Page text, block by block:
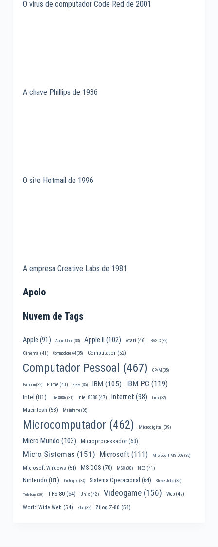
O vírus de computador Code Red de 2001
A chave Phillips de 1936
O site Hotmail de 1996
A empresa Creative Labs de 1981
Apoio
Nuvem de Tags
Apple (91) Apple Clone(33) Apple II (102) Atari (46) BASIC(32)
Cinema (41) Commodore 64(35) Computador(52)
Computador Pessoal (467) CP/M (35)
Famicom(32) Filme(43) Geek (35) IBM (105) IBM PC (119)
Intel (81) Intel 8086 (31) Intel 8088(47) Internet (98) Linux(32)
Macintosh (58) Mainframe(36)
Microcomputador (462) Microdigital (39)
Micro Mundo (103) Microprocessador(63)
Micro Sistemas (151) Microsoft (111) Microsoft MS-DOS(35)
Microsoft Windows (51) MS-DOS (70) MSX(38) NES(41)
Nintendo (81) Prológica(34) Sistema Operacional (64) Steve Jobs(35)
Telefone (30) TRS-80(64) Unix(42) Videogame(156) Web(47)
World Wide Web (54) Zilog(32) Zilog Z-80 (58)